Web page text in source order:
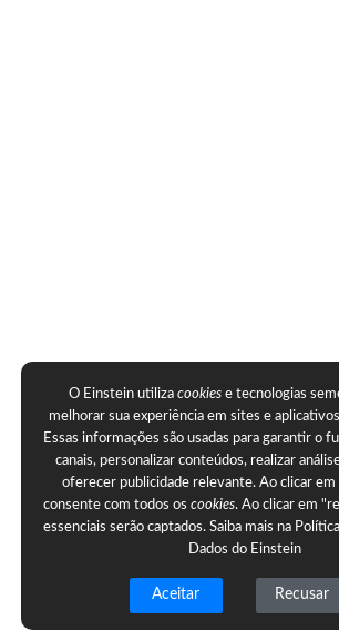
O Einstein utilizacookies e tecnologias
melhorar sua experiência em sites e
Essas informações são usadas para garantir o
canais, personalizar conteúdos, realizar
oferecer publicidade relevante. Ao clicar em
consente com todos oscookies. Ao clicar em
essenciais serão captados. Saiba mais na
Dados do Einstein
Aceitar Recusar